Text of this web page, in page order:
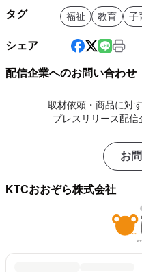
タグ 福祉 教育 子
シェア
配信企業へのお問い合わせ
取材依頼・商品に対
プレスリリース配信
お
KTCおおぞら株式会社